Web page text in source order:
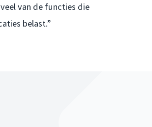
van de functies die
belast.”